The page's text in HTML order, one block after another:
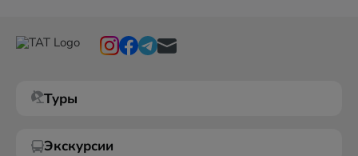
Туры
Экскурсии